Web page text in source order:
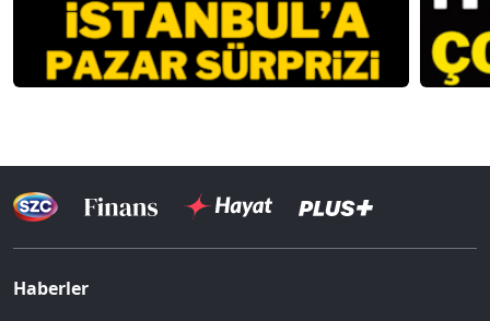
Haberler